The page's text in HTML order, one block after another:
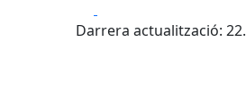
+
Darrera actualització: